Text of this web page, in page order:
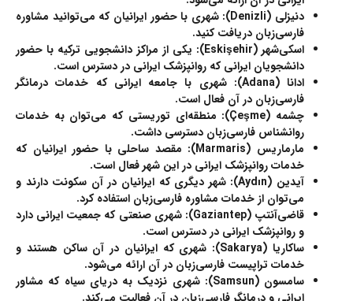
دنیزلی (Denizli)
: شهری با حضور ایرانیان که می‌توانید مشاوره
فارسی‌زبان دریافت کنید.
اسکی‌شهر (Eskişehir)
: یکی از مراکز دانشجویی ترکیه با حضور
دانشجویان ایرانی که روانپزشک ایرانی در دسترس است.
ادانا (Adana)
: شهری با جامعه ایرانی که خدمات درمانگر
فارسی‌زبان در آن فعال است.
چشمه (Çeşme)
: منطقه‌ای توریستی که می‌توان به خدمات
روانشناس فارسی‌زبان دسترسی داشت.
مارماریس (Marmaris)
: مقصد ساحلی با حضور ایرانیان که
خدماتروانپزشک ایرانی در این شهر فعال است.
آیدین (Aydın)
: شهر دیگری که ایرانیان در آن سکونت دارند و
می‌توان از خدمات مشاوره فارسی‌زبان استفاده کرد.
قاضی‌آنتپ (Gaziantep)
: شهری صنعتی که جمعیت ایرانی دارد
و روانپزشک ایرانی در دسترس است.
ساکاریا (Sakarya)
: شهری که ایرانیان در آن ساکن هستند و
خدمات تراپیست فارسی‌زبان در آن ارائه می‌شود.
سامسون (Samsun)
: شهری نزدیک به دریای سیاه که مشاور
ایرانی و درمانگر فارسی‌زبان در آن فعالیت می‌کند.